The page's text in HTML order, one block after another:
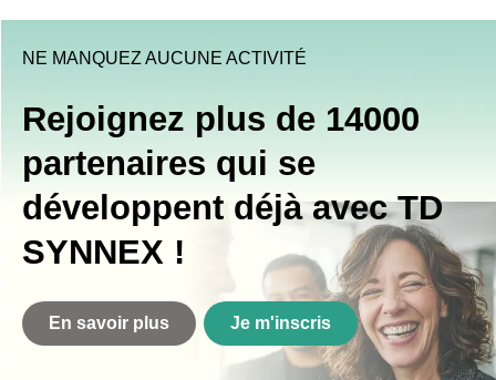
NE MANQUEZ AUCUNE ACTIVITÉ
Rejoignez plus de 14000
partenaires qui se
développent déjà avec TD
SYNNEX !
En savoir plus Je m'inscris